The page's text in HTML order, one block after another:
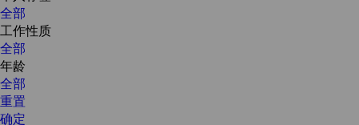
全部
工作性质
全部
年龄
全部
重置
确定